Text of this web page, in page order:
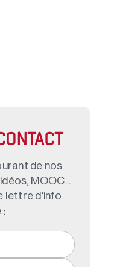
de nos
MOOC...
lettre d'info
: